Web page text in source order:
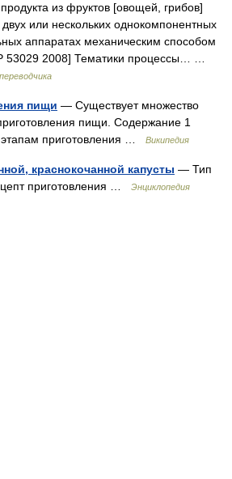
из фруктов [овощей, грибов]
двух или нескольких однокомпонентных
аппаратах механическим способом
53029 2008] Тематики процессы… …
пищи — Существует множество
пищи. Содержание 1
приготовления …
Википедия
краснокочанной капусты — Тип
приготовления …
Энциклопедия